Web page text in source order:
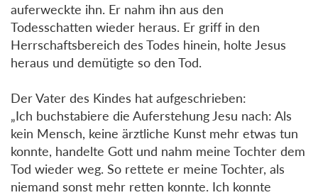
auferweckte ihn. Er nahm ihn aus den
Todesschatten wieder heraus. Er griff in den
Herrschaftsbereich des Todes hinein, holte Jesus
heraus und demütigte so den Tod.
Der Vater des Kindes hat aufgeschrieben:
„Ich buchstabiere die Auferstehung Jesu nach: Als
kein Mensch, keine ärztliche Kunst mehr etwas tun
konnte, handelte Gott und nahm meine Tochter dem
Tod wieder weg. So rettete er meine Tochter, als
niemand sonst mehr retten konnte. Ich konnte